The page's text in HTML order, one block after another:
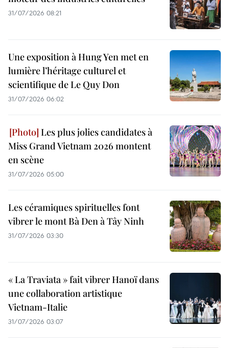
31/07/2026 08:21
Une exposition à Hung Yen met en
lumière l’héritage culturel et
scientifique de Le Quy Don
31/07/2026 06:02
Les plus jolies candidates à
Miss Grand Vietnam 2026 montent
en scène
31/07/2026 05:00
Les céramiques spirituelles font
vibrer le mont Bà Den à Tây Ninh
31/07/2026 03:30
« La Traviata » fait vibrer Hanoï dans
une collaboration artistique
Vietnam-Italie
31/07/2026 03:07